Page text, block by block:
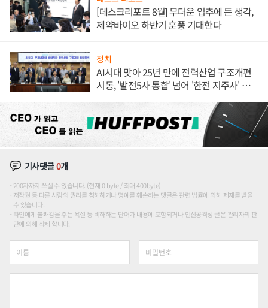
[데스크리포트 8월] 무더운 입추에 든 생각,
제약바이오 하반기 훈풍 기대한다
정치
AI시대 맞아 25년 만에 전력산업 구조개편
시동, '발전5사 통합' 넘어 '한전 지주사' 재편
기사댓글0개
200자까지 쓰실 수 있습니다. (현재 0 byte / 최대 400byte)
저작권 등 다른 사람의 권리를 침해하거나 명예를 훼손하는 댓글은 관련 법률에 의해 제재를 받을
수 있습니다.
타인에게 불쾌감을 주는 욕설 등 비하하는 단어가 내용에 포함되거나 인신공격성 글은 관리자의 판
단에 의해 삭제 합니다.